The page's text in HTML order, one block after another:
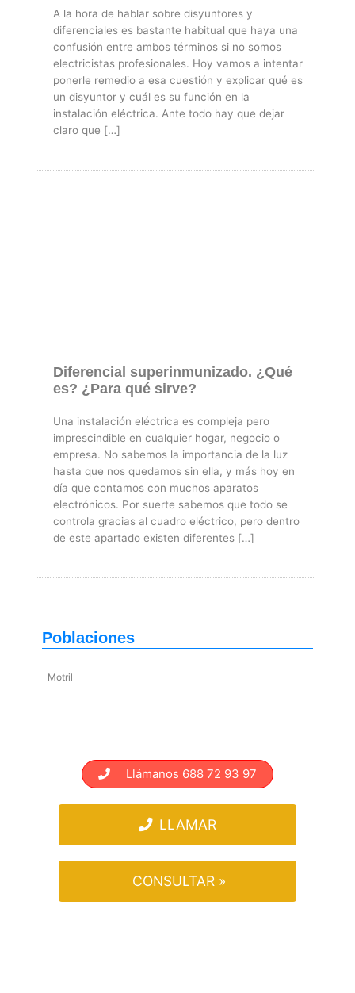
A la hora de hablar sobre disyuntores y
diferenciales es bastante habitual que haya una
confusión entre ambos términos si no somos
electricistas profesionales. Hoy vamos a intentar
ponerle remedio a esa cuestión y explicar qué es
un disyuntor y cuál es su función en la
instalación eléctrica. Ante todo hay que dejar
claro que […]
Diferencial superinmunizado. ¿Qué
es? ¿Para qué sirve?
Una instalación eléctrica es compleja pero
imprescindible en cualquier hogar, negocio o
empresa. No sabemos la importancia de la luz
hasta que nos quedamos sin ella, y más hoy en
día que contamos con muchos aparatos
electrónicos. Por suerte sabemos que todo se
controla gracias al cuadro eléctrico, pero dentro
de este apartado existen diferentes […]
Poblaciones
Motril
Llámanos 688 72 93 97
LLAMAR
CONSULTAR »